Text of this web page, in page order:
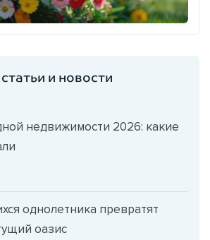
и новости
недвижимости 2026: какие
однолетника превратят
оазис